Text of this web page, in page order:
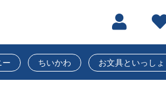
ー ちいかわ お文具といっしょ